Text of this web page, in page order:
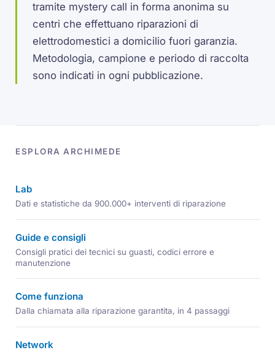
tramite mystery call in forma anonima su
centri che effettuano riparazioni di
elettrodomestici a domicilio fuori garanzia.
Metodologia, campione e periodo di raccolta
sono indicati in ogni pubblicazione.
ESPLORA ARCHIMEDE
Lab
Dati e statistiche da 900.000+ interventi di riparazione
Guide e consigli
Consigli pratici dei tecnici su guasti, codici errore e
manutenzione
Come funziona
Dalla chiamata alla riparazione garantita, in 4 passaggi
Network